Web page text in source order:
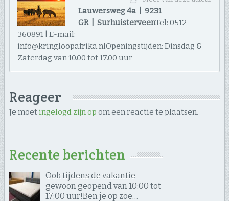
Lauwersweg 4a | 9231
GR | SurhuisterveenTel: 0512-
360891 | E-mail:
info@kringloopafrika.nlOpeningstijden: Dinsdag &
Zaterdag van 10.00 tot 17.00 uur
Reageer
Je moet ingelogd zijn op om een reactie te plaatsen.
Recente berichten
Ook tijdens de vakantie
gewoon geopend van 10:00 tot
17:00 uur! ​Ben je op zoe…